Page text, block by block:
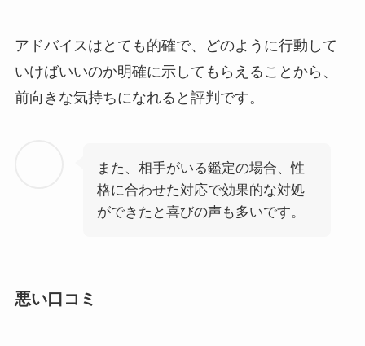
アドバイスはとても的確で、どのように行動して
いけばいいのか明確に示してもらえることから、
前向きな気持ちになれると評判です。
また、相手がいる鑑定の場合、性
格に合わせた対応で効果的な対処
ができたと喜びの声も多いです。
悪い口コミ